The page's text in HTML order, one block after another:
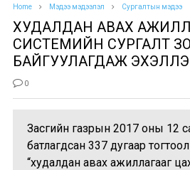
Home Мэдээ мэдээлэл Сургалтын мэдээ
ХУДАЛДАН АВАХ
СИСТЕМИЙН СУРГАЛТ
БАЙГУУЛАГДАЖ
0
Засгийн газрын 2017 оны 12
батлагдсан 337 дугаар
“худалдан авах ажиллагааг